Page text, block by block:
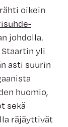
oikein
johdolla.
yli
asti suurin
huomio,
sekä
räjäyttivät